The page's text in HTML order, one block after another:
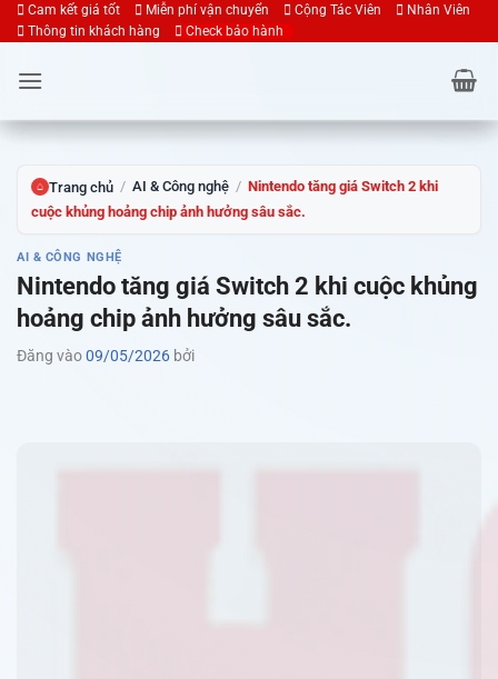
Bỏ
qua
nội
dung
Cam kết giá tốt Miễn phí vận chuyển Cộng Tác Viên
Nhân Viên
Thông tin khách hàng
Check bảo hành
⌂ Trang chủ / AI & Công nghệ / Nintendo tăng giá Switch 2 khi
cuộc khủng hoảng chip ảnh hưởng sâu sắc.
AI & CÔNG NGHỆ
Nintendo tăng giá Switch 2 khi cuộc khủng
hoảng chip ảnh hưởng sâu sắc.
Đăng vào09/05/2026 bởi